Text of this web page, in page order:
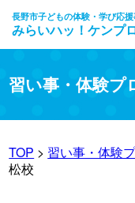
長野市子どもの体験・学び応
みらいハッ！ケンプ
習い事・体験プ
TOP > 習い事・体験
松校